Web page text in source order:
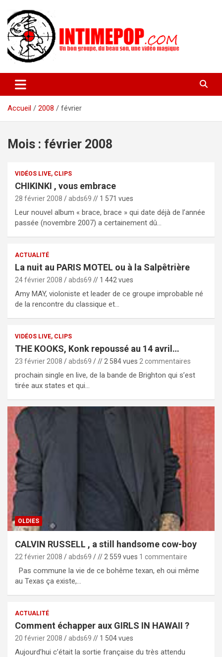
contenu
intimepop.com
actuelles pop rock, post-rock, indé sur Lyon. rock pop concert
lyon
Accueil
2008 février
Mois : février 2008
VIDÉOS LIVE, CLIPS
CHIKINKI , vous embrace
28 février 2008 abds69 // 1 571 vues
Leur nouvel album « brace, brace » qui date déjà de l’année
passée (novembre 2007) a certainement dû…
ACTUALITÉ
La nuit au PARIS MOTEL ou à la Salpêtrière
24 février 2008 abds69 // 1 442 vues
Amy MAY, violoniste et leader de ce groupe improbable né
de la rencontre du classique et…
VIDÉOS LIVE, CLIPS
THE KOOKS, Konk repoussé au 14 avril…
23 février 2008 abds69 // 2 584 vues 2 commentaires
prochain single en live, de la bande de Brighton qui s’est
tirée aux states et qui…
OLDIES
CALVIN RUSSELL , a still handsome cow-boy
22 février 2008 abds69 // 2 559 vues 1 commentaire
Pas commune la vie de ce bohême texan, eh oui même
au Texas ça existe,…
ACTUALITÉ
Comment échapper aux GIRLS IN HAWAII ?
20 février 2008 abds69 // 1 504 vues
Aujourd’hui c’était la sortie française du très attendu